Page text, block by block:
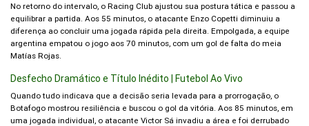
No retorno do intervalo, o Racing Club ajustou sua postura tática e passou a
equilibrar a partida. Aos 55 minutos, o atacante Enzo Copetti diminuiu a
diferença ao concluir uma jogada rápida pela direita. Empolgada, a equipe
argentina empatou o jogo aos 70 minutos, com um gol de falta do meia
Matías Rojas.
Desfecho Dramático e Título Inédito | Futebol Ao Vivo
Quando tudo indicava que a decisão seria levada para a prorrogação, o
Botafogo mostrou resiliência e buscou o gol da vitória. Aos 85 minutos, em
uma jogada individual, o atacante Victor Sá invadiu a área e foi derrubado